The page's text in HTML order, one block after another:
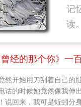
记
曾经的那个你》一
然开始用刀刮着自己的
话的时候她竟然像我伸
说回来，我可是蚯蚓分